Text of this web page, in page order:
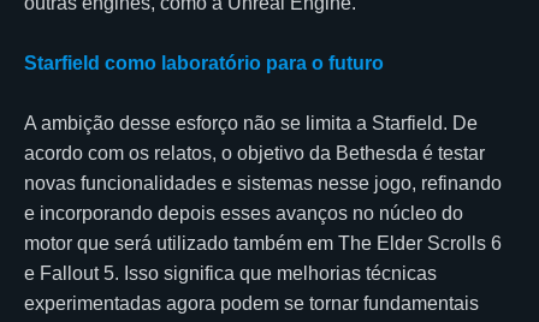
Starfield como laboratório para o futuro
A ambição desse esforço não se limita a Starfield. De
acordo com os relatos, o objetivo da Bethesda é testar
novas funcionalidades e sistemas nesse jogo, refinando
e incorporando depois esses avanços no núcleo do
motor que será utilizado também em The Elder Scrolls 6
e Fallout 5. Isso significa que melhorias técnicas
experimentadas agora podem se tornar fundamentais